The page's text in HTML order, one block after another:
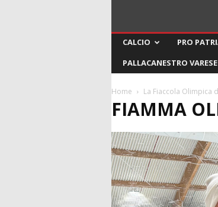
CALCIO PRO
PALLACANESTRO VARESE
Home La Fiaccola Olimpica
FIAMMA